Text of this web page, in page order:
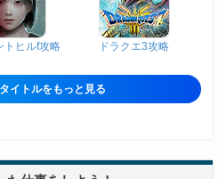
トヒルf攻略 ドラクエ3攻略
イトルをもっと見る